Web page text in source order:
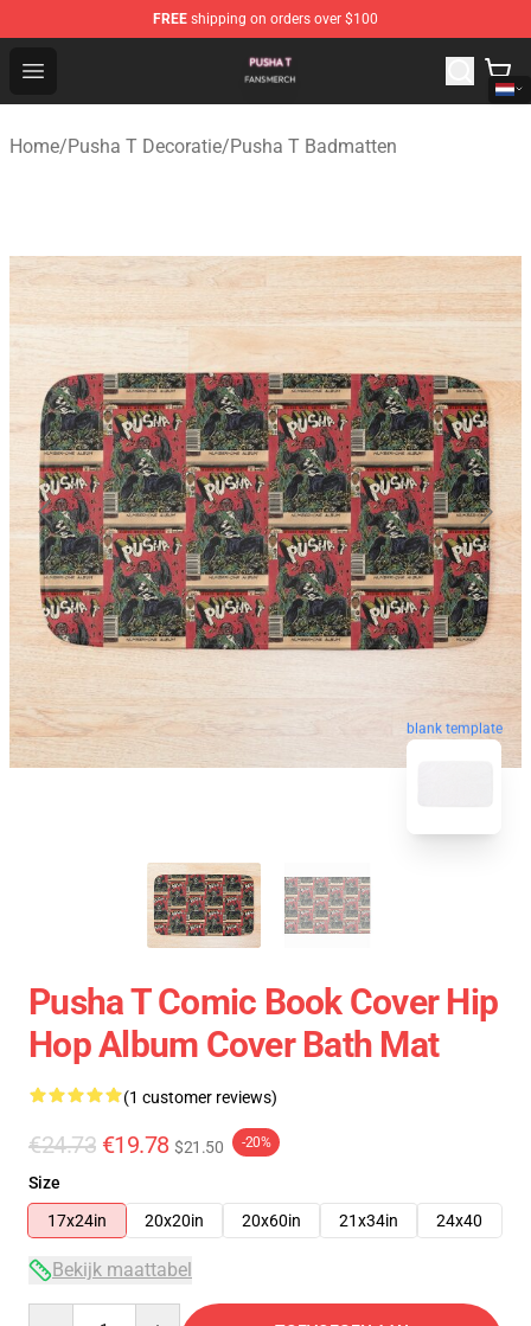
FREE shipping on orders over $100
Open menu
Pusha T Shop - Official Pusha T Merchandise Store
Home/Pusha T Decoratie/Pusha T Badmatten
blank template
Pusha T Comic Book Cover Hip
Hop Album Cover Bath Mat
(1 customer reviews)
€24.73 €19.78 $21.50 -20%
Size
17x24in
20x20in 20x60in 21x34in 24x40
Bekijk maattabel